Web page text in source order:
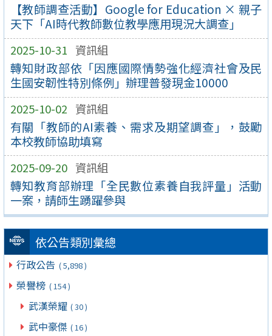
【教師調查活動】Google for Education × 親子
天下「AI時代教師數位教學應用現況大調查」
2025-10-31 資訊組
轉知財政部依「因應國際情勢強化經濟社會及民
生國安韌性特別條例」辦理普發現金10000
2025-10-02 資訊組
有關「教師的AI素養、需求及期望調查」，鼓勵
本校教師協助填寫
2025-09-20 資訊組
轉知教育部辦理「全民數位素養自我評量」活動
一案，請師生踴躍參與
依公告類別彙總
行政公告 ( 5,898 )
榮譽榜 ( 154 )
武漢榮耀 ( 30 )
武中豪傑 ( 16 )